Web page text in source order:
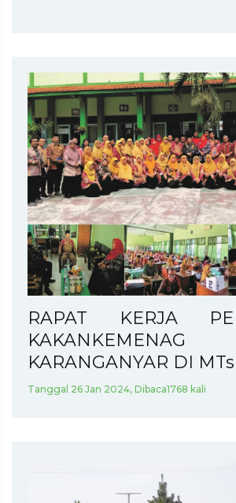
RAPAT KERJA
KARANGANYAR DI MTs
Tanggal 26 Jan 2024, Dibaca1768 kali